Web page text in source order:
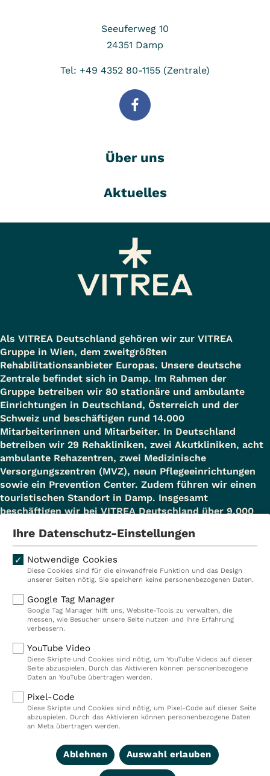
Seeuferweg 10
24351 Damp
Tel: +49 4352 80-1155 (Zentrale)
Über uns
Aktuelles
Als VITREA Deutschland gehören wir zur VITREA
Gruppe in Wien, dem zweitgrößten
Rehabilitationsanbieter Europas. Unsere deutsche
Zentrale befindet sich in Damp. Im Rahmen der
Gruppe betreiben wir 80 stationäre und ambulante
Einrichtungen in Deutschland, Österreich und der
Schweiz und beschäftigen rund 14.000
Mitarbeiterinnen und Mitarbeiter. In Deutschland
betreiben wir 29 Rehakliniken, zwei Akutkliniken, acht
ambulante Rehazentren, zwei Medizinische
Versorgungszentren (MVZ), neun Pflegeeinrichtungen
sowie ein Prevention Center. Zudem führen wir einen
touristischen Standort in Damp. Insgesamt
beschäftigen wir bei VITREA Deutschland über 9.000
Kliniken
Ambulant
Reha
Prävention
Karriere
VITREA Deutschland
IMPRESSUM
HINWEISGEBERSYSTEM
AUFSICHTSBEHÖRDEN
Ihre Datenschutz-Einstellungen
Notwendige Cookies
Diese Cookies sind für die einwandfreie Funktion und das Design
unserer Seiten nötig. Sie speichern keine personenbezogenen Daten.
Google Tag Manager
Google Tag Manager hilft uns, Website-Tools zu verwalten, die
messen, wie Besucher unsere Seite nutzen und Ihre Erfahrung
verbessern.
YouTube Video
Diese Skripte und Cookies sind nötig, um YouTube Videos auf dieser
Seite abzuspielen. Durch das Aktivieren können personenbezogene
Daten an YouTube übertragen werden.
Pixel-Code
Diese Skripte und Cookies sind nötig, um Pixel-Code auf dieser Seite
abzuspielen. Durch das Aktivieren können personenbezogene Daten
an Meta übertragen werden.
Ablehnen Auswahl erlauben